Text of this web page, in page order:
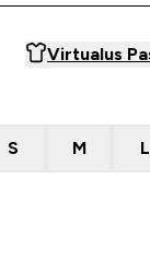
Virtualus
S M L